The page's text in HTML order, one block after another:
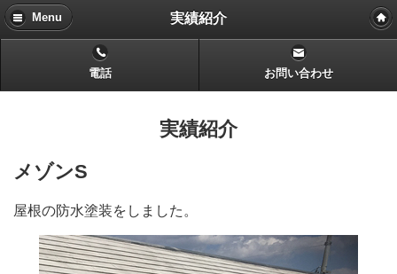
Menu 実績紹介
電話 お問い合わせ
実績紹介
メゾンS
屋根の防水塗装をしました。